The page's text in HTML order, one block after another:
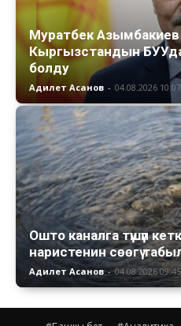
Муратбек
Кыргызстандын
болду
Адилет Асанов - 04.08.2026 10:07
Ошто каналга түшүп
наристенин сөөгү
Адилет Асанов - 04.08.2026 09:45